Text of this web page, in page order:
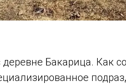
Бакарица. Как